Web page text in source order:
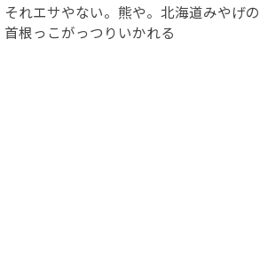
それエサやない。熊や。北海道みやげの
首根っこがっつりいかれる